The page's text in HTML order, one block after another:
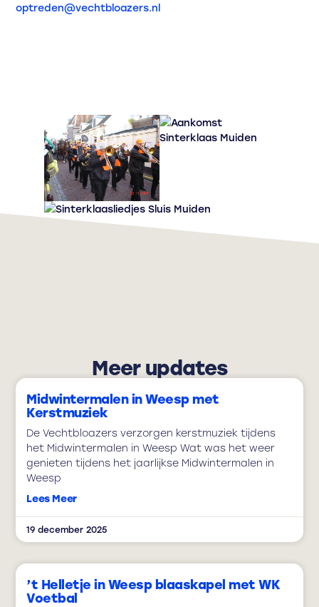
optreden@vechtbloazers.nl
Meer updates
Midwintermalen in Weesp met
Kerstmuziek
De Vechtbloazers verzorgen kerstmuziek tijdens
het Midwintermalen in Weesp Wat was het weer
genieten tijdens het jaarlijkse Midwintermalen in
Weesp
Lees Meer
19 december 2025
’t Helletje in Weesp blaaskapel met WK
Voetbal